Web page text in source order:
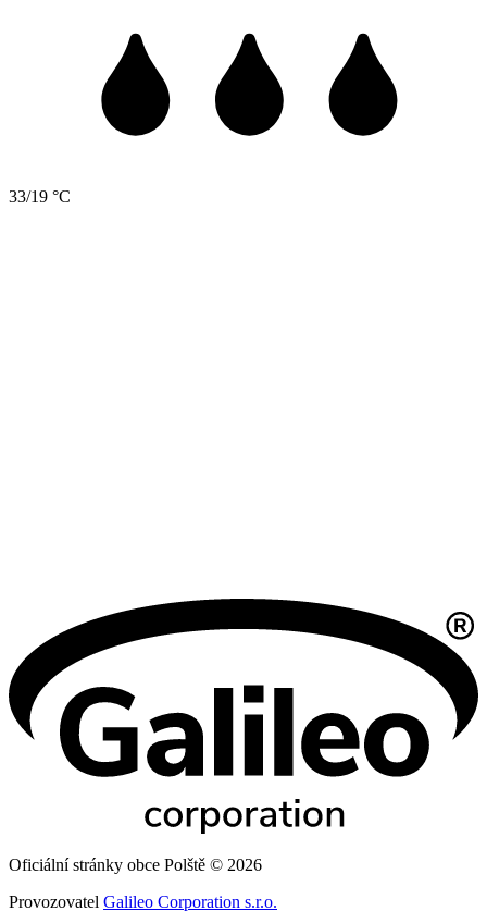
33/19 °C
Oficiální stránky obce Polště © 2026
Provozovatel Galileo Corporation s.r.o.